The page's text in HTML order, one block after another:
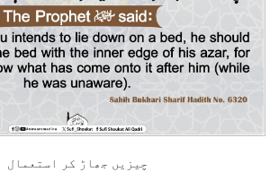
چیزیں جھاڑ کر استعمال